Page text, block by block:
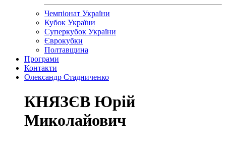
Чемпіонат України
Кубок України
Суперкубок України
Єврокубки
Полтавщина
Програми
Контакти
Олександр Стадниченко
КНЯЗЄВ Юрій
Миколайович